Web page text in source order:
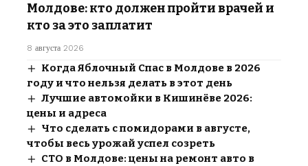
Молдове: кто должен пройти врачей и
кто за это заплатит
8 августа 2026
Когда Яблочный Спас в Молдове в 2026
году и что нельзя делать в этот день
Лучшие автомойки в Кишинёве 2026:
цены и адреса
Что сделать с помидорами в августе,
чтобы весь урожай успел созреть
СТО в Молдове: цены на ремонт авто в